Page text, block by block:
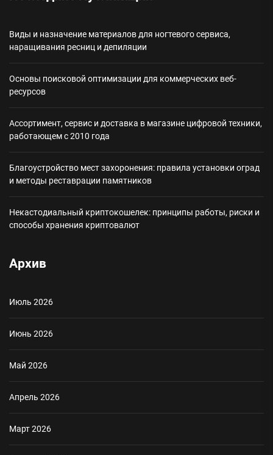
Виды и назначение материалов для ногтевого сервиса,
наращивания ресниц и депиляции
Основы поисковой оптимизации для коммерческих веб-
ресурсов
Ассортимент, сервис и доставка в магазине цифровой техники,
работающем с 2010 года
Благоустройство мест захоронения: правила установки оград
и методы реставрации памятников
Некастодиальный криптокошелек: принципы работы, риски и
способы хранения криптовалют
Архив
Июль 2026
Июнь 2026
Май 2026
Апрель 2026
Март 2026